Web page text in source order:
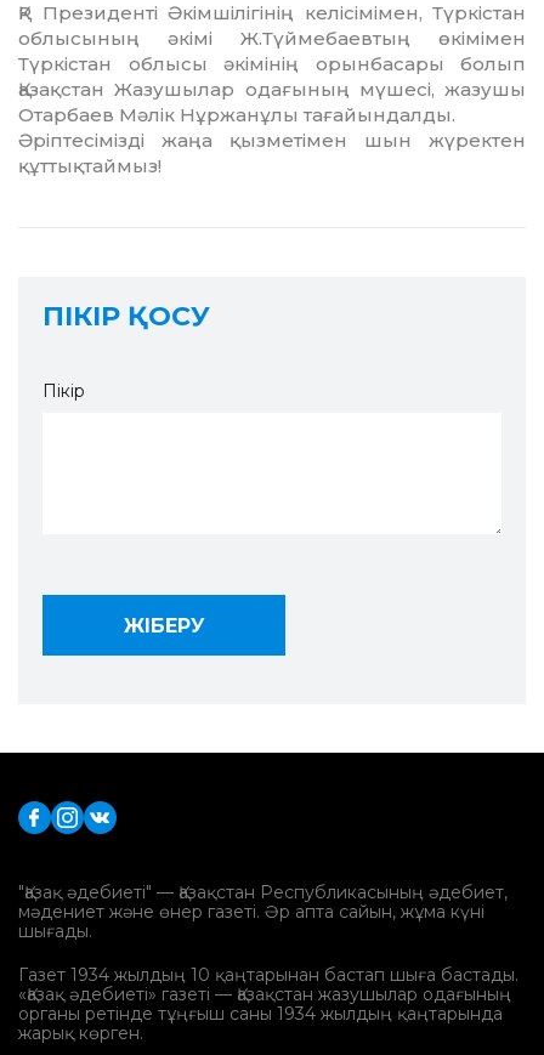
ҚР Президенті Әкімші­лі­гінің келісімімен, Түркістан
облысының әкімі Ж.Түй­­ме­баевтың өкімімен
Түркістан облысы әкімінің орын­ба­сары болып
Қазақстан Жазушылар одағының мүшесі, жазушы
Отарбаев Мәлік Нұржанұлы тағайындалды.
Әріптесімізді жаңа қызметімен шын жүрек­тен
құттықтаймыз!
ПІКІР ҚОСУ
Пікір
"Қазақ әдебиеті" — Қазақстан Республикасының әдебиет,
мәдениет және өнер газеті. Әр апта сайын, жұма күні
шығады.
Газет 1934 жылдың 10 қаңтарынан бастап шыға бастады.
«Қазақ әдебиеті» газеті — Қазақстан жазушылар одағының
органы ретінде тұңғыш саны 1934 жылдың қаңтарында
жарық көрген.